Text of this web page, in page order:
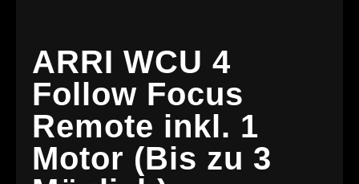
ARRI WCU 4
Follow Focus
Remote inkl. 1
Motor (Bis zu 3